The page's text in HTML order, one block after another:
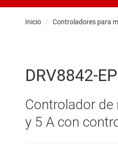
Inicio / Controladores para
DRV8842-EP
Controlador
y 5 A con